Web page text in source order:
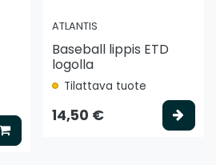
Lisää koriin
ATLANTIS
Baseball lippis ETD
logolla
Tilattava tuote
14,50 €